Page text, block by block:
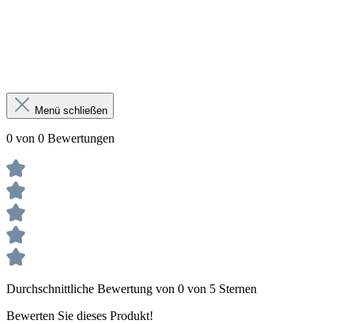
Menü schließen
0 von 0 Bewertungen
Durchschnittliche Bewertung von 0 von 5 Sternen
Bewerten Sie dieses Produkt!